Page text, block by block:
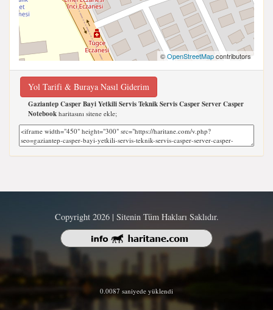
©OpenStreetMapcontributors
Yol Tarifi & Buraya Nasıl Giderim
Gaziantep Casper Bayi Yetkili Servis Teknik Servis Casper Server Casper
Notebook haritasını sitene ekle;
Copyright 2026 | Sitenin Tüm Hakları Saklıdır.
0.0087 saniyede yüklendi